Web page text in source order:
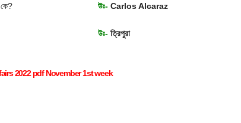
কে? উঃ- Carlos Alcaraz
উঃ- ত্রিপুরা
2022 pdf November 1st week